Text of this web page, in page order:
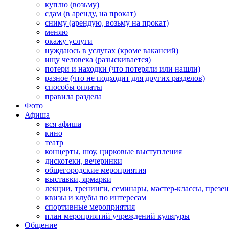
куплю (возьму)
сдам (в аренду, на прокат)
сниму (арендую, возьму на прокат)
меняю
окажу услуги
нуждаюсь в услугах (кроме вакансий)
ищу человека (разыскивается)
потери и находки (что потеряли или нашли)
разное (что не подходит для других разделов)
способы оплаты
правила раздела
Фото
Афиша
вся афиша
кино
театр
концерты, шоу, цирковые выступления
дискотеки, вечеринки
общегородские мероприятия
выставки, ярмарки
лекции, тренинги, семинары, мастер-классы,
квизы и клубы по интересам
спортивные мероприятия
план мероприятий учреждений культуры
Общение